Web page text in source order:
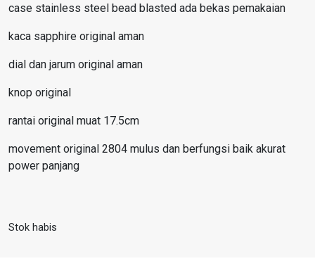
case stainless steel bead blasted ada bekas pemakaian
kaca sapphire original aman
dial dan jarum original aman
knop original
rantai original muat 17.5cm
movement original 2804 mulus dan berfungsi baik akurat
power panjang
Stok habis